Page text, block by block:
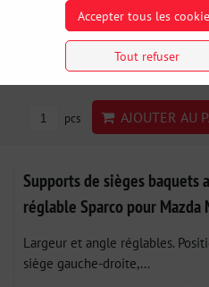
44 €incl. VAT
Disponibilité:3 jours
pcs AJOUTER AU
Supports de sièges baquets
réglable Sparco pour Mazda
Largeur et angle réglables.
siège gauche-droite,...
Accepter tous les
Tout refuser